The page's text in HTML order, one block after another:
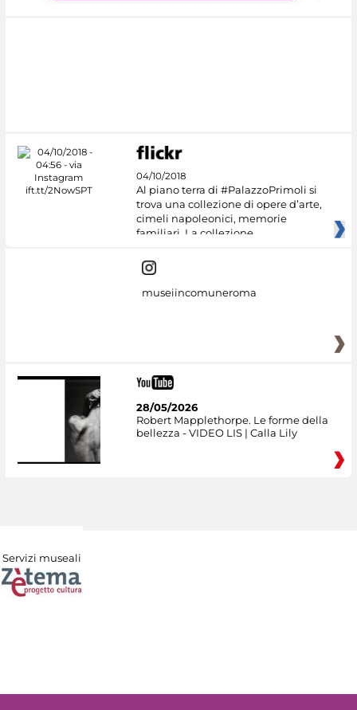
04/10/2018
Al piano terra di #PalazzoPrimoli si
trova una collezione di opere d’arte,
cimeli napoleonici, memorie
familiari. La collezione
museiincomuneroma
28/05/2026
Robert Mapplethorpe. Le forme della
bellezza - VIDEO LIS | Calla Lily
Servizi museali